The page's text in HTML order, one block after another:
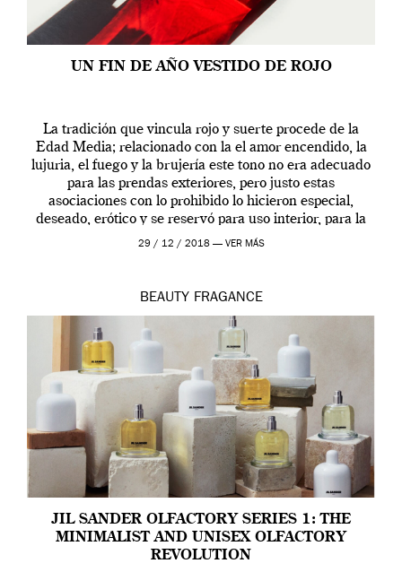
UN FIN DE AÑO VESTIDO DE ROJO
La tradición que vincula rojo y suerte procede de la
Edad Media; relacionado con la el amor encendido, la
lujuria, el fuego y la brujería este tono no era adecuado
para las prendas exteriores, pero justo estas
asociaciones con lo prohibido lo hicieron especial,
deseado, erótico y se reservó para uso interior, para la
ropa […]
29 / 12 / 2018 — VER MÁS
BEAUTY FRAGANCE
JIL SANDER OLFACTORY SERIES 1: THE
MINIMALIST AND UNISEX OLFACTORY
REVOLUTION